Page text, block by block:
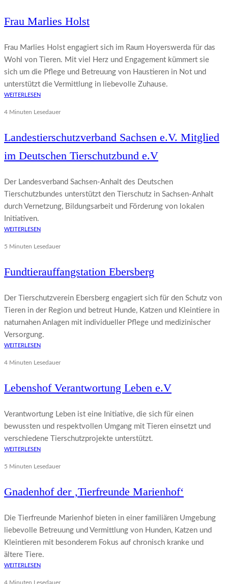
Frau Marlies Holst
Frau Marlies Holst engagiert sich im Raum Hoyerswerda für das
Wohl von Tieren. Mit viel Herz und Engagement kümmert sie
sich um die Pflege und Betreuung von Haustieren in Not und
unterstützt die Vermittlung in liebevolle Zuhause.
WEITERLESEN
4 Minuten Lesedauer
Landestierschutzverband Sachsen e.V. Mitglied
im Deutschen Tierschutzbund e.V
Der Landesverband Sachsen-Anhalt des Deutschen
Tierschutzbundes unterstützt den Tierschutz in Sachsen-Anhalt
durch Vernetzung, Bildungsarbeit und Förderung von lokalen
Initiativen.
WEITERLESEN
5 Minuten Lesedauer
Fundtierauffangstation Ebersberg
Der Tierschutzverein Ebersberg engagiert sich für den Schutz von
Tieren in der Region und betreut Hunde, Katzen und Kleintiere in
naturnahen Anlagen mit individueller Pflege und medizinischer
Versorgung.
WEITERLESEN
4 Minuten Lesedauer
Lebenshof Verantwortung Leben e.V
Verantwortung Leben ist eine Initiative, die sich für einen
bewussten und respektvollen Umgang mit Tieren einsetzt und
verschiedene Tierschutzprojekte unterstützt.
WEITERLESEN
5 Minuten Lesedauer
Gnadenhof der ‚Tierfreunde Marienhof‘
Die Tierfreunde Marienhof bieten in einer familiären Umgebung
liebevolle Betreuung und Vermittlung von Hunden, Katzen und
Kleintieren mit besonderem Fokus auf chronisch kranke und
ältere Tiere.
WEITERLESEN
4 Minuten Lesedauer